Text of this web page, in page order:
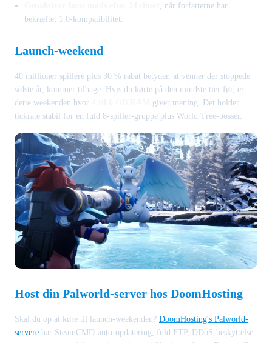
, når forfatterne har
bekræftet 1.0-kompatibilitet.
Launch-weekend
40 millioner spillere plus 30 % rabat betyder, at venner der stoppede
sidste år, kommer tilbage. Hvis du kørte på den mindste tier før, er
dette weekenden hvor
giver mening. Det holder
tickrate stabil for en fuld 8-spiller-gruppe plus World Tree-bosser.
Host din Palworld-server hos DoomHosting
Skal du op at køre til launch-weekenden? DoomHosting's Palworld-
servere har SteamCMD-auto-opdatering, fuld FTP, DDoS-beskyttelse